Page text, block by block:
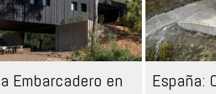
Embarcadero en
España: